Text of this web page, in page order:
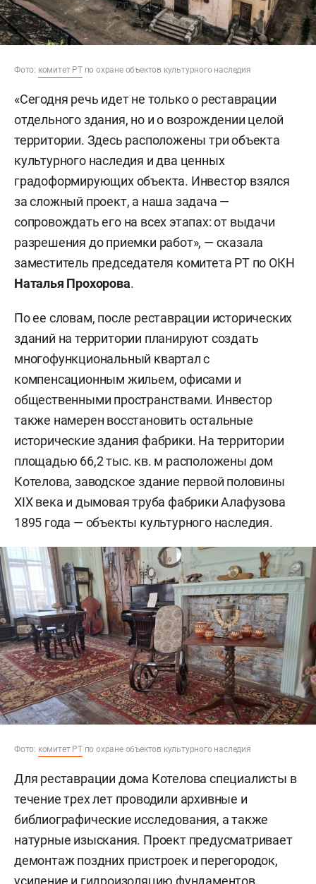
Фото: комитет РТпо охране объектов культурного наследия
«Сегодня речь идет не только о реставрации
отдельного здания, но и о возрождении целой
территории. Здесь расположены три объекта
культурного наследия и два ценных
градоформирующих объекта. Инвестор взялся
за сложный проект, а наша задача —
сопровождать его на всех этапах: от выдачи
разрешения до приемки работ», — сказала
заместитель председателя комитета РТ по ОКН
Наталья Прохорова.
По ее словам, после реставрации исторических
зданий на территории планируют создать
многофункциональный квартал с
компенсационным жильем, офисами и
общественными пространствами. Инвестор
также намерен восстановить остальные
исторические здания фабрики. На территории
площадью 66,2 тыс. кв. м расположены дом
Котелова, заводское здание первой половины
XIX века и дымовая труба фабрики Алафузова
1895 года — объекты культурного наследия.
Фото: комитет РТпо охране объектов культурного наследия
Для реставрации дома Котелова специалисты в
течение трех лет проводили архивные и
библиографические исследования, а также
натурные изыскания. Проект предусматривает
демонтаж поздних пристроек и перегородок,